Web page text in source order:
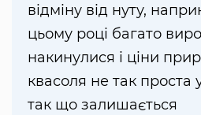
відміну від нуту,
цьому році багато
накинулися і ціни
квасоля не так проста
так що залишається